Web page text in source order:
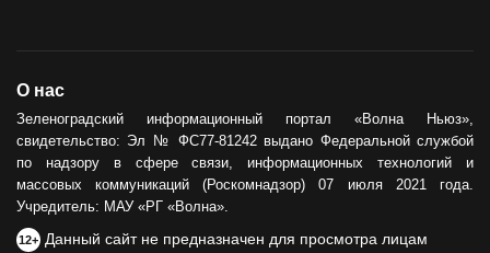
О нас
Зеленоградский информационный портал «Волна Ньюз»,
свидетельство: Эл № ФС77-81242 выдано Федеральной службой
по надзору в сфере связи, информационных технологий и
массовых коммуникаций (Роскомнадзор) 07 июля 2021 года.
Учредитель: МАУ «РГ «Волна».
12+ Данный сайт не предназначен для просмотра лицам